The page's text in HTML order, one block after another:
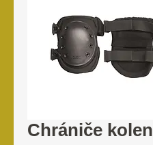
Chrániče kolen